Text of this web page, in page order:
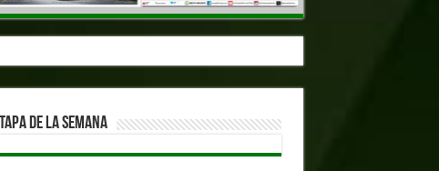
TAPA DE LA SEMANA